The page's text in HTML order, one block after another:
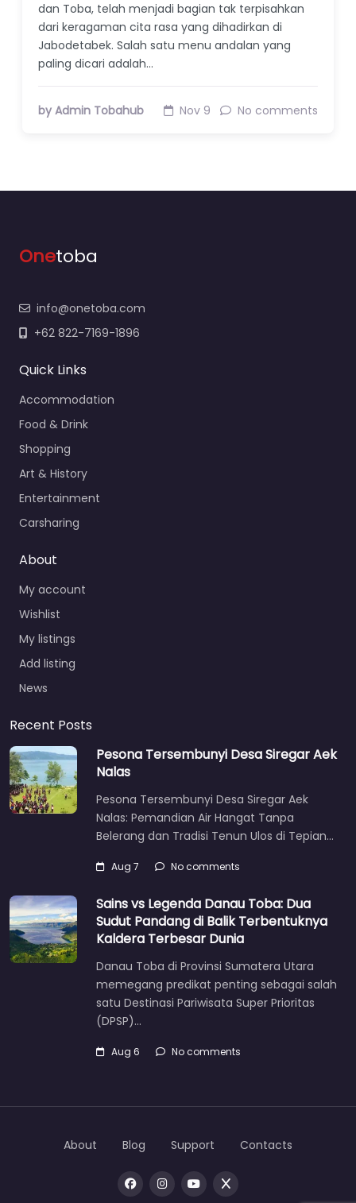
dan Toba, telah menjadi bagian tak terpisahkan
dari keragaman cita rasa yang dihadirkan di
Jabodetabek. Salah satu menu andalan yang
paling dicari adalah…
by Admin Tobahub Nov 9 No comments
Onetoba
info@onetoba.com
+62 822-7169-1896
Quick Links
Accommodation
Food & Drink
Shopping
Art & History
Entertainment
Carsharing
About
My account
Wishlist
My listings
Add listing
News
Recent Posts
Pesona Tersembunyi Desa Siregar Aek
Nalas
Pesona Tersembunyi Desa Siregar Aek
Nalas: Pemandian Air Hangat Tanpa
Belerang dan Tradisi Tenun Ulos di Tepian…
Aug 7 No comments
Sains vs Legenda Danau Toba: Dua
Sudut Pandang di Balik Terbentuknya
Kaldera Terbesar Dunia
Danau Toba di Provinsi Sumatera Utara
memegang predikat penting sebagai salah
satu Destinasi Pariwisata Super Prioritas
(DPSP)…
Aug 6 No comments
About Blog Support Contacts